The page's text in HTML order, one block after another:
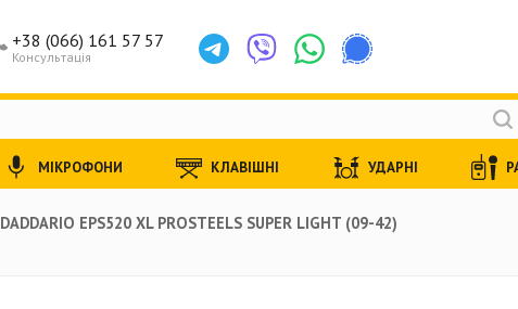
DADDARIO EPS520 XL PROSTEELS SUPER LIGHT (09-42)
Консультація
+38 (066) 161 57 57
МІКРОФОНИ КЛАВІШНІ УДАРНІ